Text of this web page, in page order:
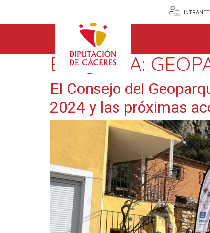
INTRANET
ETIQUETA:
El Consejo del
2024 y las próximas